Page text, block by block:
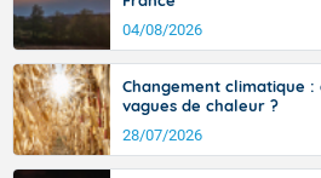
signifiant au-delà des monts, en allusion
d’où provient ce vent.
04/08/2026
Changement climatique
vagues de chaleur ?
28/07/2026